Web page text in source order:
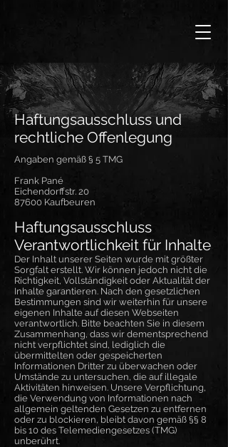
Haftungsausschluss und
rechtliche Offenlegung
Angaben gemäß § 5 TMG
Frank Pané
Eichendorffstr. 20
87600 Kaufbeuren
Haftungsausschluss
Verantwortlichkeit für Inhalte
Der Inhalt unserer Seiten wurde mit größter
Sorgfalt erstellt. Wir können jedoch nicht die
Richtigkeit, Vollständigkeit oder Aktualität der
Inhalte garantieren. Nach den gesetzlichen
Bestimmungen sind wir weiterhin für unsere
eigenen Inhalte auf diesen Webseiten
verantwortlich. Bitte beachten Sie in diesem
Zusammenhang, dass wir dementsprechend
nicht verpflichtet sind, lediglich die
übermittelten oder gespeicherten
Informationen Dritter zu überwachen oder
Umstände zu untersuchen, die auf illegale
Aktivitäten hinweisen. Unsere Verpflichtung,
die Verwendung von Informationen nach
allgemein geltenden Gesetzen zu entfernen
oder zu blockieren, bleibt davon gemäß §§ 8
bis 10 des Telemediengesetzes (TMG)
unberührt.